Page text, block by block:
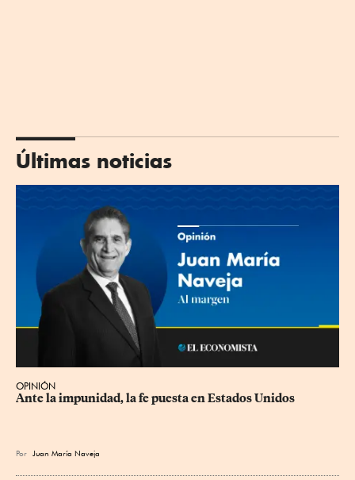
Últimas noticias
OPINIÓN
Ante la impunidad, la fe puesta en Estados Unidos
Por Juan María Naveja